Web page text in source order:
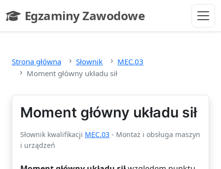
Egzaminy Zawodowe
- strona główna
Strona główna Słownik
MEC.03
Moment główny układu sił
Moment główny układu sił
Słownik kwalifikacji MEC.03 - Montaż i obsługa maszyn
i urządzeń